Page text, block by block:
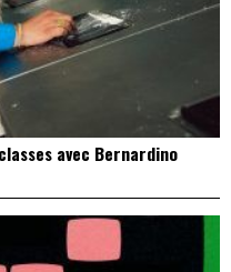
avec Bernardino